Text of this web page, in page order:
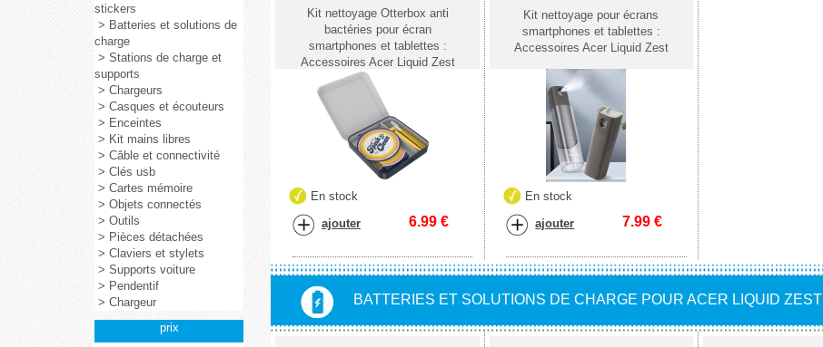
stickers
> Batteries et solutions de
charge
> Stations de charge et
supports
> Chargeurs
> Casques et écouteurs
> Enceintes
> Kit mains libres
> Câble et connectivité
> Clés usb
> Cartes mémoire
> Objets connectés
> Outils
> Pièces détachées
> Claviers et stylets
> Supports voiture
> Pendentif
> Chargeur
prix
Kit nettoyage Otterbox anti
bactéries pour écran
smartphones et tablettes :
Accessoires Acer Liquid Zest
En stock
ajouter 6.99€
Kit nettoyage pour écrans
smartphones et tablettes :
Accessoires Acer Liquid Zest
En stock
ajouter 7.99 €
BATTERIES ET SOLUTIONS DE CHARGE POUR ACER LIQUID ZEST